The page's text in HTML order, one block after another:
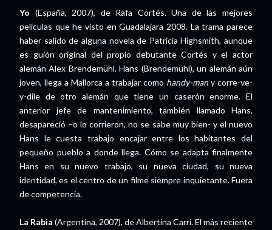
Yo (España, 2007), de Rafa Cortés. Una de las mejores
películas que he visto en Guadalajara 2008. La trama parece
haber salido de alguna novela de Patricia Highsmith, aunque
es guión original del propio debutante Cortés y el actor
alemán Alex Brendemühl. Hans (Brendemühl), un alemán aún
joven, llega a Mallorca a trabajar como handy-many corre-ve-
y-dile de otro alemán que tiene un caserón enorme. El
anterior jefe de mantenimiento, también llamado Hans,
desapareció –o lo corrieron, no se sabe muy bien- y el nuevo
Hans le cuesta trabajo encajar entre los habitantes del
pequeño pueblo a donde llega. Cómo se adapta finalmente
Hans en su nuevo trabajo, su nueva ciudad, su nueva
identidad, es el centro de un filme siempre inquietante. Fuera
de competencia.
La Rabia (Argentina, 2007), de Albertina Carri. El más reciente